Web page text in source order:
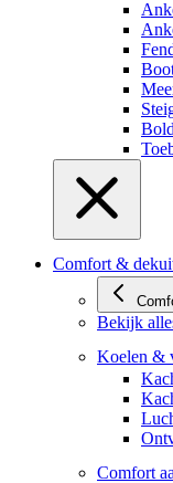
Comfort &
Bekijk
Koelen &
Comfort